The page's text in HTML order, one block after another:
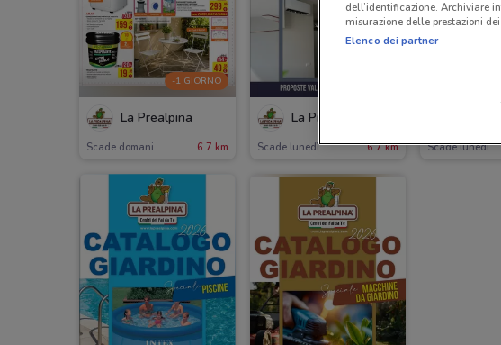
-1 GIORNO
La Prealpina
Scade domani 6.7 km
La Prealpina
Scade lunedì 6.7 km Scade lunedì
dell’identificazione. Archiviare
misurazione delle prestazioni
Elenco dei partner